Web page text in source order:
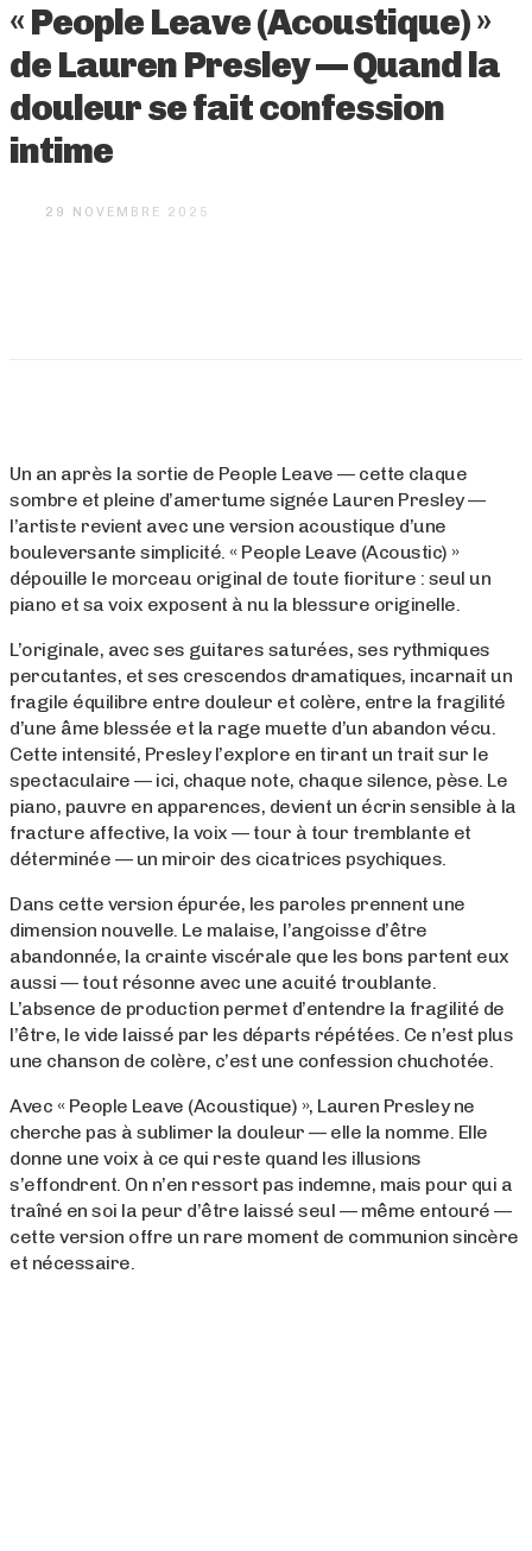
« People Leave (Acoustique) »
de Lauren Presley — Quand la
douleur se fait confession
intime
29 NOVEMBRE 2025
Un an après la sortie de People Leave — cette claque
sombre et pleine d’amertume signée Lauren Presley —
l’artiste revient avec une version acoustique d’une
bouleversante simplicité. « People Leave (Acoustic) »
dépouille le morceau original de toute fioriture : seul un
piano et sa voix exposent à nu la blessure originelle.
L’originale, avec ses guitares saturées, ses rythmiques
percutantes, et ses crescendos dramatiques, incarnait un
fragile équilibre entre douleur et colère, entre la fragilité
d’une âme blessée et la rage muette d’un abandon vécu.
Cette intensité, Presley l’explore en tirant un trait sur le
spectaculaire — ici, chaque note, chaque silence, pèse. Le
piano, pauvre en apparences, devient un écrin sensible à la
fracture affective, la voix — tour à tour tremblante et
déterminée — un miroir des cicatrices psychiques.
Dans cette version épurée, les paroles prennent une
dimension nouvelle. Le malaise, l’angoisse d’être
abandonnée, la crainte viscérale que les bons partent eux
aussi — tout résonne avec une acuité troublante.
L’absence de production permet d’entendre la fragilité de
l’être, le vide laissé par les départs répétées. Ce n’est plus
une chanson de colère, c’est une confession chuchotée.
Avec « People Leave (Acoustique) », Lauren Presley ne
cherche pas à sublimer la douleur — elle la nomme. Elle
donne une voix à ce qui reste quand les illusions
s’effondrent. On n’en ressort pas indemne, mais pour qui a
traîné en soi la peur d’être laissé seul — même entouré —
cette version offre un rare moment de communion sincère
et nécessaire.